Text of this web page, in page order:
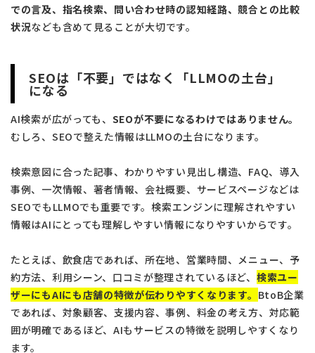
での言及、指名検索、問い合わせ時の認知経路、競合との比較
状況なども含めて見ることが大切です。
SEOは「不要」ではなく「LLMOの土台」
になる
AI検索が広がっても、 SEOが不要になるわけではありません。
むしろ、SEOで整えた情報はLLMOの土台になります。
検索意図に合った記事、わかりやすい見出し構造、FAQ、導入
事例、一次情報、著者情報、会社概要、サービスページなどは
SEOでもLLMOでも重要です。検索エンジンに理解されやすい
情報はAIにとっても理解しやすい情報になりやすいからです。
たとえば、飲食店であれば、所在地、営業時間、メニュー、予
約方法、利用シーン、口コミが整理されているほど、 検索ユー
ザーにもAIにも店舗の特徴が伝わりやすくなります。 BtoB企業
であれば、対象顧客、支援内容、事例、料金の考え方、対応範
囲が明確であるほど、AIもサービスの特徴を説明しやすくなり
ます。